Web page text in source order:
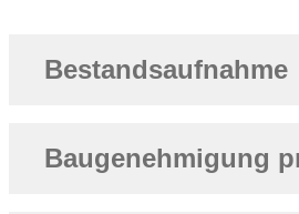
Bestandsaufnahme
Baugenehmigung